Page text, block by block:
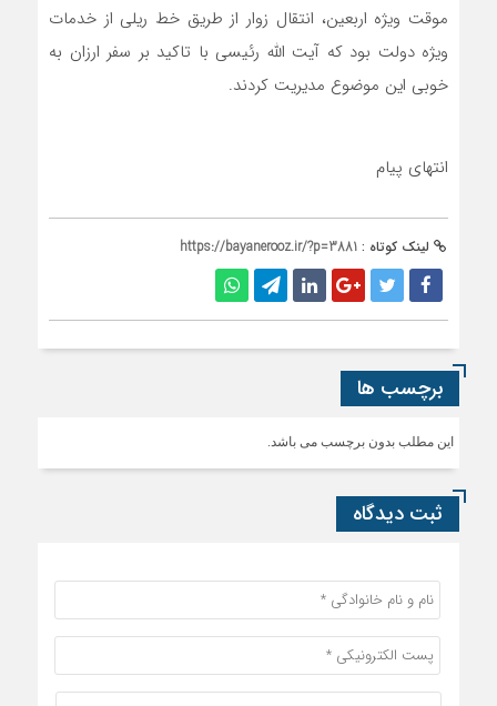
موقت ویژه اربعین، انتقال زوار از طریق خط ریلی از خدمات
ویژه دولت بود که آیت الله رئیسی با تاکید بر سفر ارزان به
خوبی این موضوع مدیریت کردند.
انتهای پیام
لینک کوتاه : https://bayanerooz.ir/?p=3881
برچسب ها
این مطلب بدون برچسب می باشد.
ثبت دیدگاه